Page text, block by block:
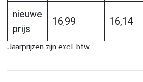
nieuwe
prijs
16,99 16,14
Jaarprijzen zijn excl. btw